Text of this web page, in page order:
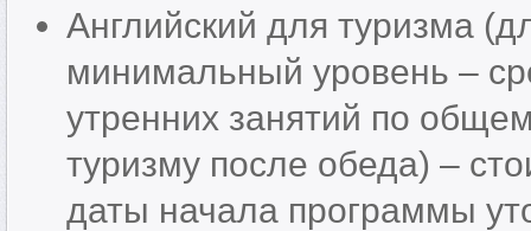
Английский для туризма
минимальный уровень –
утренних занятий по
туризму после обеда) –
даты начала программы